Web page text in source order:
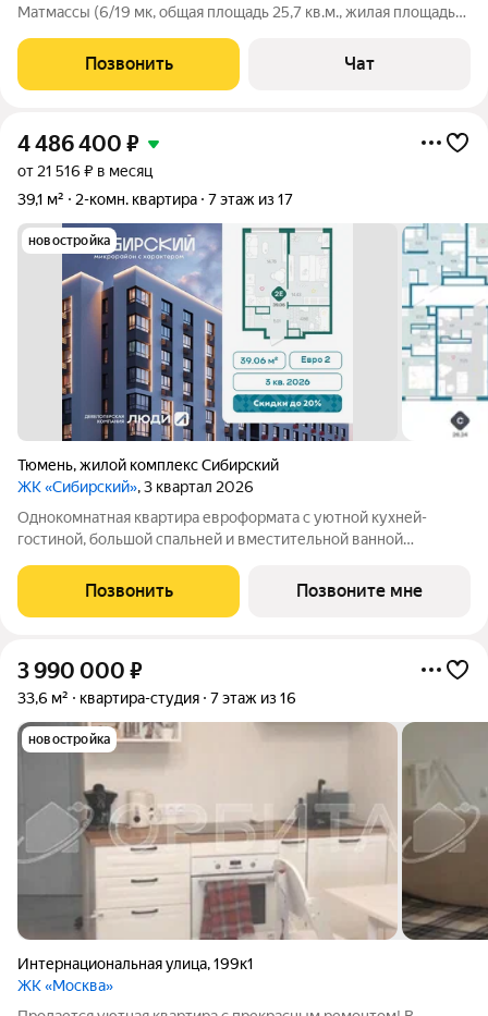
Матмассы (6/19 мк, общая площадь 25,7 кв.м., жилая площадь
потолков 2,75 м,санузел совмещенный, керамическая плитка,
Позвонить Чат
4 486 400 ₽
от 21 516 ₽ в месяц
39,1 м²
2-комн. квартира 7 этаж из 17
новостройка
Тюмень,жилой комплекс Сибирский
ЖК «Сибирский», 3 квартал 2026
Однокомнатная квартира евроформата с уютной кухней-
гостиной, большой спальней и вместительной ванной
Позвонить Позвоните мне
3 990 000 ₽
33,6 м² квартира-студия 7 этаж из 16
новостройка
Интернациональная улица,199к1
ЖК «Москва»